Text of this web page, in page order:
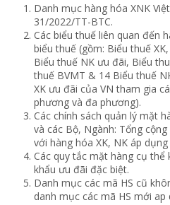
Danh mục hàng hóa XNK
31/2022/TT-BTC.
Các biểu thuế liên quan đến
biểu thuế (gồm: Biểu thuế
Biểu thuế NK ưu đãi, Biểu
thuế BVMT & 14 Biểu thuế
XK ưu đãi của VN tham gia
phương và đa phương).
Các chính sách quản lý mặt
và các Bộ, Ngành: Tổng
với hàng hóa XK, NK áp
Các quy tắc mặt hàng cụ
khẩu ưu đãi đặc biệt.
Danh mục các mã HS cũ
danh mục các mã HS mới ap